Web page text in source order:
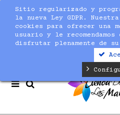
Notice : Undefined index:
/home/nuevaltm/public_html/
on line19
Sitio regularizado y
la nueva Ley GDPR.
cookies para ofrecer una
usuario y le
disfrutar plenamente de su